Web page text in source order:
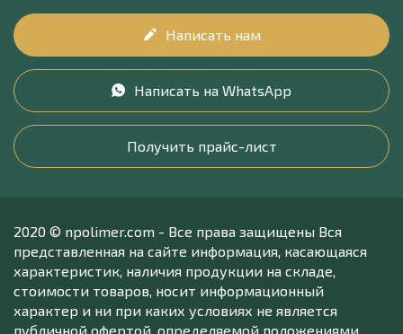
Написать нам
Написать на WhatsApp
Получить прайс-лист
2020 © npolimer.com - Все права защищены Вся
представленная на сайте информация, касающаяся
характеристик, наличия продукции на складе,
стоимости товаров, носит информационный
характер и ни при каких условиях не является
публичной офертой, определяемой положениями